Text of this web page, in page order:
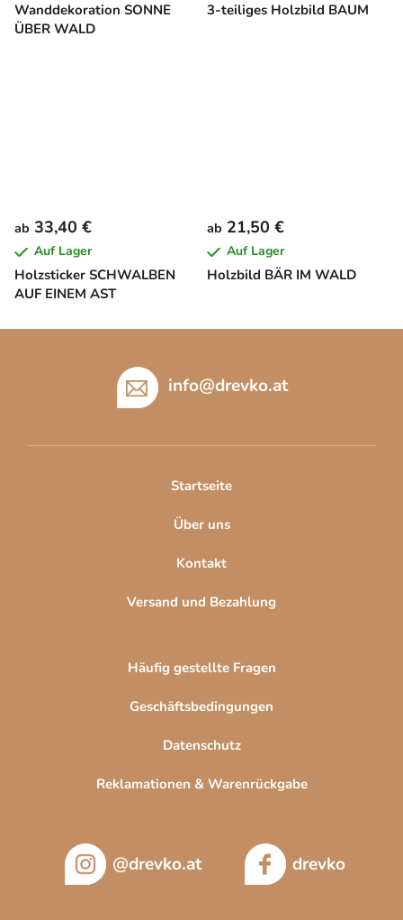
Wanddekoration SONNE
ÜBER WALD
3-teiliges Holzbild BAUM
Holzsticker SCHWALBEN
AUF EINEM AST
ab 33,40 €
Auf Lager
Holzbild BÄR IM WALD
ab 21,50 €
Auf Lager
info@drevko.at
Startseite
Über uns
Kontakt
Versand und Bezahlung
Häufig gestellte Fragen
Geschäftsbedingungen
Datenschutz
Reklamationen & Warenrückgabe
@drevko.at drevko